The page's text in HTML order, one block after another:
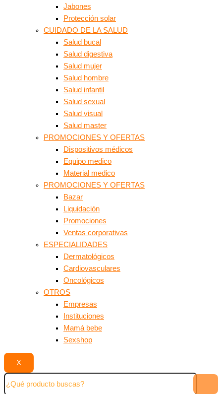
Jabones
Protección solar
CUIDADO DE LA SALUD
Salud bucal
Salud digestiva
Salud mujer
Salud hombre
Salud infantil
Salud sexual
Salud visual
Salud master
PROMOCIONES Y OFERTAS
Dispositivos médicos
Equipo medico
Material medico
PROMOCIONES Y OFERTAS
Bazar
Liquidación
Promociones
Ventas corporativas
ESPECIALIDADES
Dermatológicos
Cardiovasculares
Oncológicos
OTROS
Empresas
Instituciones
Mamá bebe
Sexshop
X